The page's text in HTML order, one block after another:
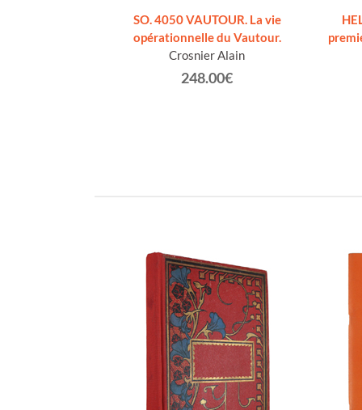
SO. 4050 VAUTOUR. La vie
opérationnelle du Vautour.
Crosnier Alain
248.00€